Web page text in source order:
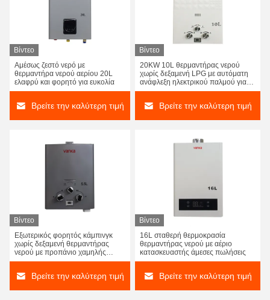
Βίντεο
Αμέσως ζεστό νερό με
θερμαντήρα νερού αερίου 20L
ελαφρύ και φορητό για ευκολία
Βρείτε την καλύτερη τιμή
Βίντεο
20KW 10L θερμαντήρας νερού
χωρίς δεξαμενή LPG με αυτόματη
ανάφλεξη ηλεκτρικού παλμού για
ντους
Βρείτε την καλύτερη τιμή
Βίντεο
Εξωτερικός φορητός κάμπινγκ
χωρίς δεξαμενή θερμαντήρας
νερού με προπάνιο χαμηλής
πίεσης μοντέρνο στυλ
Βρείτε την καλύτερη τιμή
Βίντεο
16L σταθερή θερμοκρασία
θερμαντήρας νερού με αέριο
κατασκευαστής άμεσες πωλήσεις
Βρείτε την καλύτερη τιμή